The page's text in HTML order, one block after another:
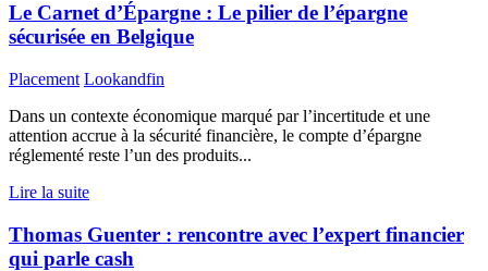
Le Carnet d’Épargne : Le pilier de l’épargne
sécurisée en Belgique
Placement Lookandfin
Dans un contexte économique marqué par l’incertitude et une
attention accrue à la sécurité financière, le compte d’épargne
réglementé reste l’un des produits...
Lire la suite
Thomas Guenter : rencontre avec l’expert financier
qui parle cash